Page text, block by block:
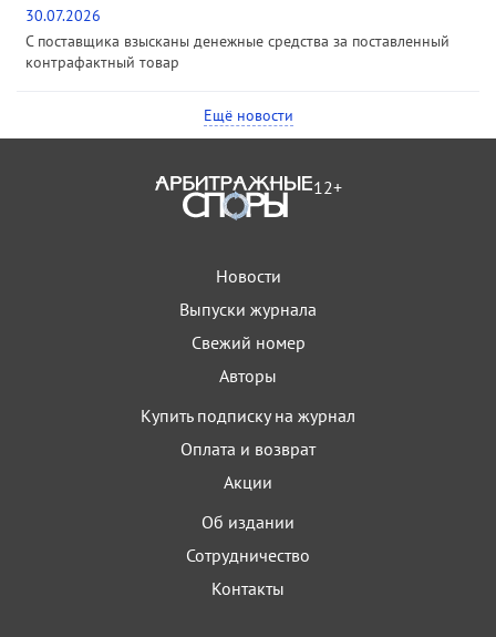
30.07.2026
С поставщика взысканы денежные средства за поставленный
контрафактный товар
Ещё новости
12+
Новости
Выпуски журнала
Свежий номер
Авторы
Купить подписку на журнал
Оплата и возврат
Акции
Об издании
Сотрудничество
Контакты